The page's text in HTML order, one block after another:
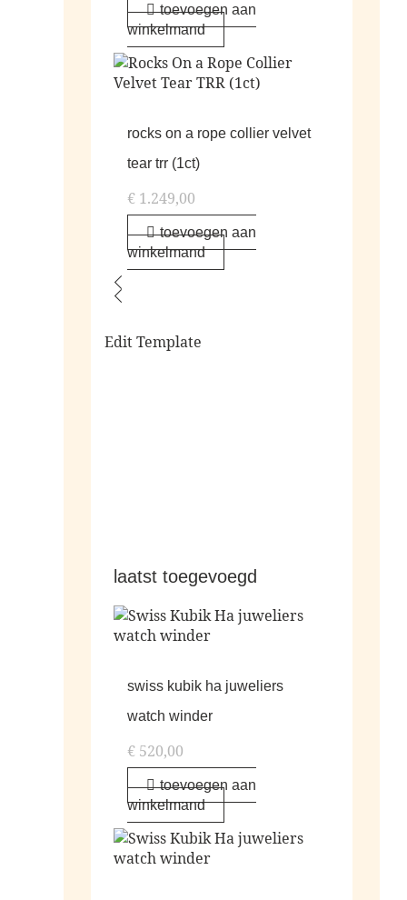
toevoegen aan
winkelmand
rocks on a rope collier velvet
tear trr (1ct)
€ 1.249,00
toevoegen aan
winkelmand
Edit Template
laatst toegevoegd
swiss kubik ha juweliers
watch winder
€ 520,00
toevoegen aan
winkelmand